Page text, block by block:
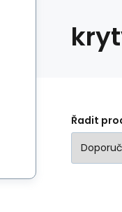
Řadit